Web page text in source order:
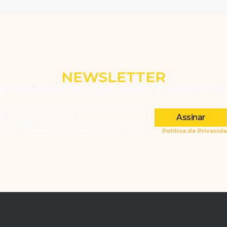
NEWSLETTER
Assinar
Política de